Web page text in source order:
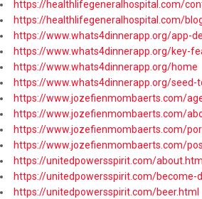
https://healthlifegeneralhospital.com/
https://healthlifegeneralhospital.com/
https://www.whats4dinnerapp.org/app-
https://www.whats4dinnerapp.org/key-
https://www.whats4dinnerapp.org/home
https://www.whats4dinnerapp.org/seed-
https://www.jozefienmombaerts.com/
https://www.jozefienmombaerts.com/
https://www.jozefienmombaerts.com/
https://www.jozefienmombaerts.com/
https://unitedpowersspirit.com/about.html
https://unitedpowersspirit.com/become-
https://unitedpowersspirit.com/beer.html